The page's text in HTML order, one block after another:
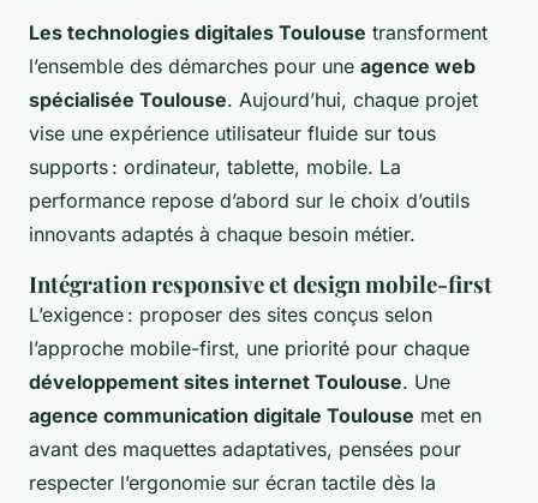
Les technologies digitales Toulouse transforment
l’ensemble des démarches pour une agence web
spécialisée Toulouse. Aujourd’hui, chaque projet
vise une expérience utilisateur fluide sur tous
supports : ordinateur, tablette, mobile. La
performance repose d’abord sur le choix d’outils
innovants adaptés à chaque besoin métier.
Intégration responsive et design mobile-first
L’exigence : proposer des sites conçus selon
l’approche mobile-first, une priorité pour chaque
développement sites internet Toulouse. Une
agence communication digitale Toulouse met en
avant des maquettes adaptatives, pensées pour
respecter l’ergonomie sur écran tactile dès la